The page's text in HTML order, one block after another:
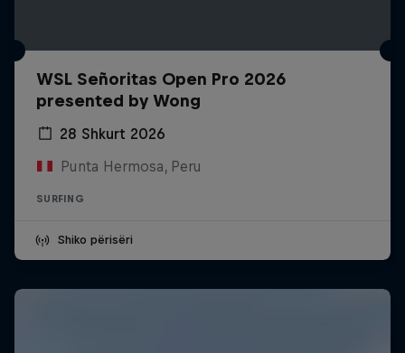
WSL Señoritas Open Pro 2026
presented by Wong
28 Shkurt 2026
Punta Hermosa, Peru
SURFING
Shiko përisëri